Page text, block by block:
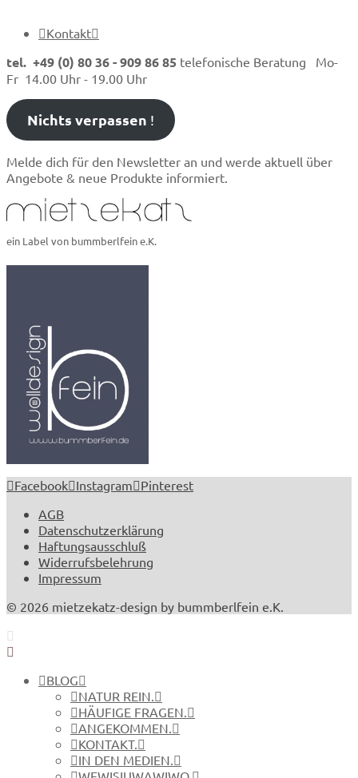
Kontakt
tel. +49 (0) 80 36 - 909 86 85 telefonische Beratung Mo-
Fr 14.00 Uhr - 19.00 Uhr
Nichts verpassen !
Melde dich für den Newsletter an und werde aktuell über
Angebote & neue Produkte informiert.
ein Label von bummberlfein e.K.
Facebook Instagram Pinterest
AGB
Datenschutzerklärung
Haftungsausschluß
Widerrufsbelehrung
Impressum
© 2026 mietzekatz-design by bummberlfein e.K.
BLOG
NATUR REIN.
HÄUFIGE FRAGEN.
ANGEKOMMEN.
KONTAKT.
IN DEN MEDIEN.